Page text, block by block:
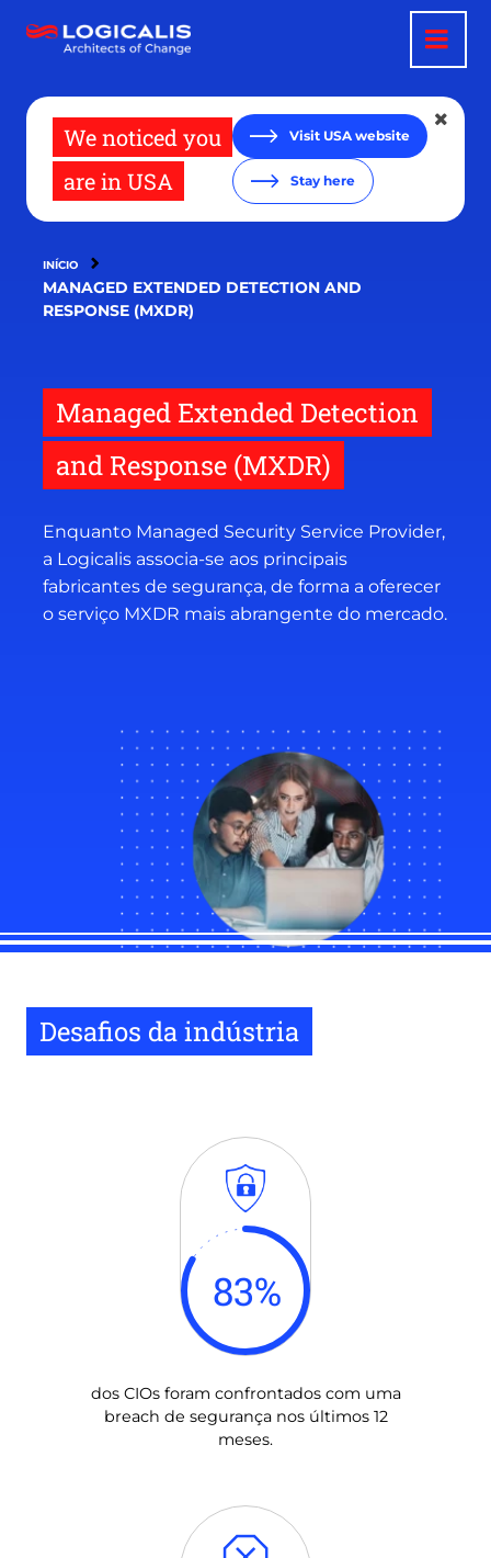
para
We noticed you
are in USA
Visit USA website
Stay here
INÍCIO
MANAGED EXTENDED DETECTION AND
RESPONSE (MXDR)
Managed Extended Detection
and Response (MXDR)
Enquanto Managed Security Service Provider,
a Logicalis associa-se aos principais
fabricantes de segurança, de forma a oferecer
o serviço MXDR mais abrangente do mercado.
Desafios da indústria
83%
dos CIOs foram confrontados com uma
breach de segurança nos últimos 12
meses.